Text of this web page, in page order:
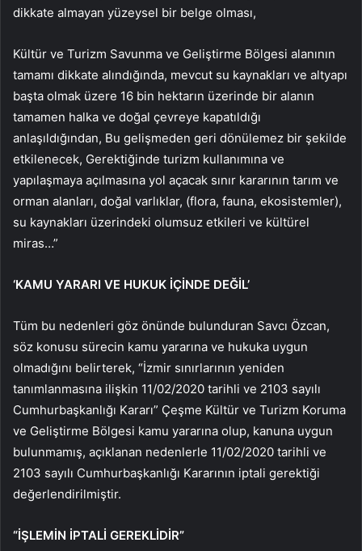
dikkate almayan yüzeysel bir belge olması,
Kültür ve Turizm Savunma ve Geliştirme Bölgesi alanının
tamamı dikkate alındığında, mevcut su kaynakları ve altyapı
başta olmak üzere 16 bin hektarın üzerinde bir alanın
tamamen halka ve doğal çevreye kapatıldığı
anlaşıldığından, Bu gelişmeden geri dönülemez bir şekilde
etkilenecek, Gerektiğinde turizm kullanımına ve
yapılaşmaya açılmasına yol açacak sınır kararının tarım ve
orman alanları, doğal varlıklar, (flora, fauna, ekosistemler),
su kaynakları üzerindeki olumsuz etkileri ve kültürel
miras…”
‘KAMU YARARI VE HUKUK İÇİNDE DEĞİL’
Tüm bu nedenleri göz önünde bulunduran Savcı Özcan,
söz konusu sürecin kamu yararına ve hukuka uygun
olmadığını belirterek, “İzmir sınırlarının yeniden
tanımlanmasına ilişkin 11/02/2020 tarihli ve 2103 sayılı
Cumhurbaşkanlığı Kararı” Çeşme Kültür ve Turizm Koruma
ve Geliştirme Bölgesi kamu yararına olup, kanuna uygun
bulunmamış, açıklanan nedenlerle 11/02/2020 tarihli ve
2103 sayılı Cumhurbaşkanlığı Kararının iptali gerektiği
değerlendirilmiştir.
“İŞLEMİN İPTALİ GEREKLİDİR”